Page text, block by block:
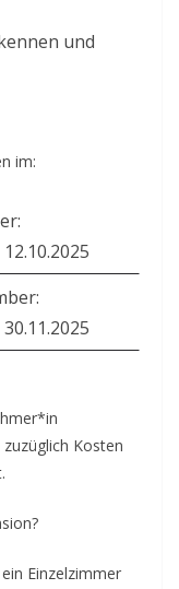
und
im:
Kosten
Einzelzimmer